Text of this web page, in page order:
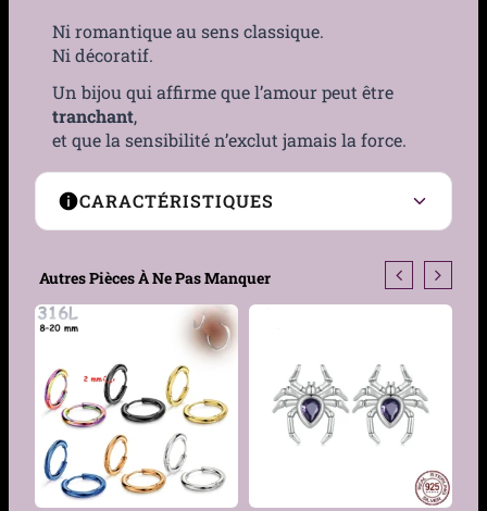
Ni romantique au sens classique.
Ni décoratif.
Un bijou qui affirme que l’amour peut être
tranchant,
et que la sensibilité n’exclut jamais la force.
CARACTÉRISTIQUES
Type de boucles
Genre Femme, Homme
Motif
Cœur clouté à pointes
coniques
Matière Acier 316L
Hypoallergénique
Autres Pièces À Ne Pas Manquer